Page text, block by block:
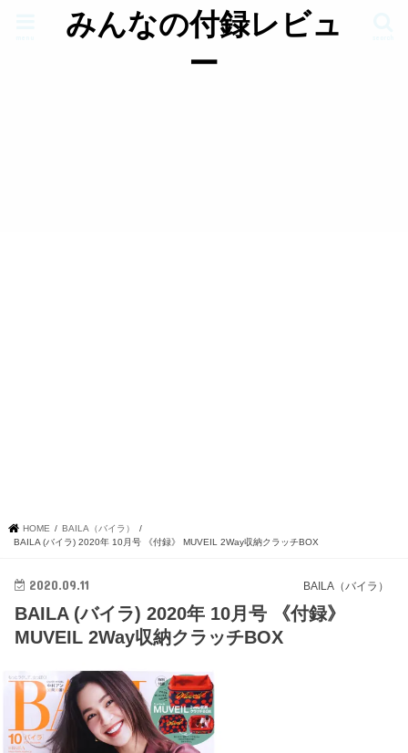
みんなの付録レビュ
ー
HOME
BAILA（バイラ）
BAILA (バイラ) 2020年 10月号 《付録》 MUVEIL 2Way収納クラッチBOX
BAILA（バイラ）
2020.09.11
BAILA (バイラ) 2020年 10月号 《付録》
MUVEIL 2Way収納クラッチBOX